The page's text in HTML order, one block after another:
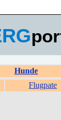
Hunde
Flugpate